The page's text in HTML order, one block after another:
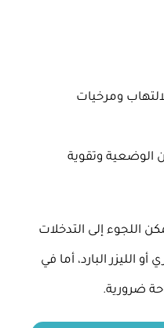
ومرخيات
الوضعية وتقوية
اللجوء إلى التدخلات
أو الليزر البارد، أما في
ضرورية.